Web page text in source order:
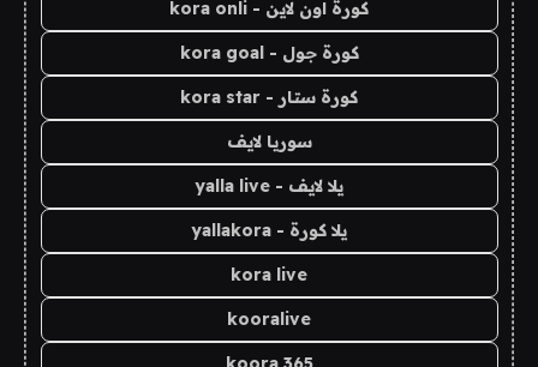
كورة اون لاين - kora onli
كورة جول - kora goal
كورة ستار - kora star
سوريا لايف
يلا لايف - yalla live
يلا كورة - yallakora
kora live
kooralive